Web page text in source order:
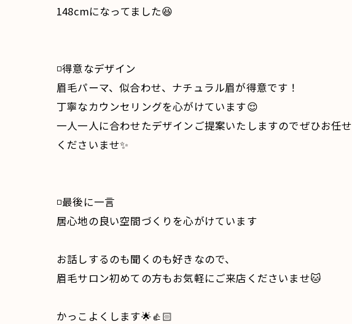
148cmになってました😆
◽️得意なデザイン
眉毛パーマ、似合わせ、ナチュラル眉が得意です！
丁寧なカウンセリングを心がけています😌
一人一人に合わせたデザインご提案いたしますのでぜひお任せ
くださいませ✨
◽️最後に一言
居心地の良い空間づくりを心がけています
お話しするのも聞くのも好きなので、
眉毛サロン初めての方もお気軽にご来店くださいませ🐱
かっこよくします🌟👍🏻